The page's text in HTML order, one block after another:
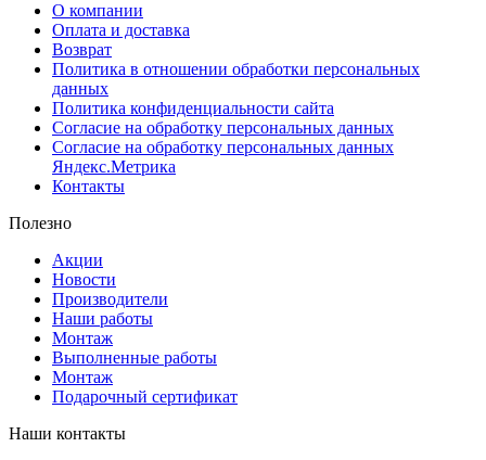
О компании
Оплата и доставка
Возврат
Политика в отношении обработки персональных
данных
Политика конфиденциальности сайта
Согласие на обработку персональных данных
Согласие на обработку персональных данных
Яндекс.Метрика
Контакты
Полезно
Акции
Новости
Производители
Наши работы
Монтаж
Выполненные работы
Монтаж
Подарочный сертификат
Наши контакты